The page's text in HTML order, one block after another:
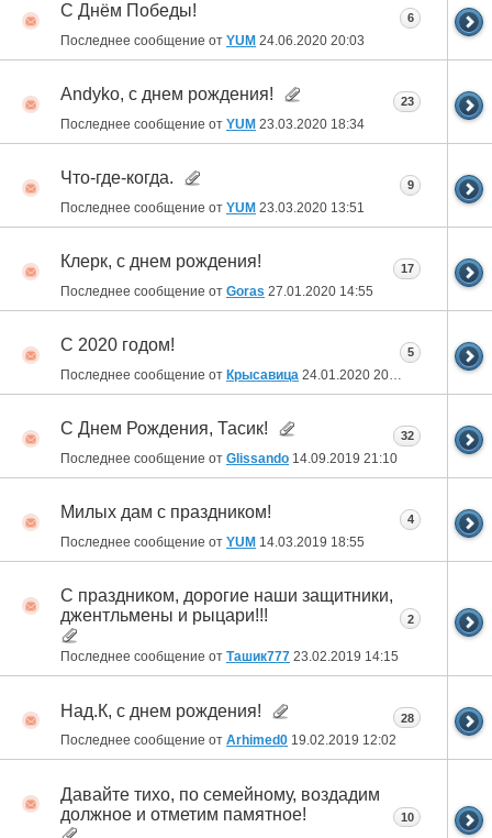
С Днём Победы!
Последнее сообщение от YUM 24.06.2020 20:03
6
Andyko, с днем рождения!
Последнее сообщение от YUM 23.03.2020 18:34
23
Что-где-когда.
Последнее сообщение от YUM 23.03.2020 13:51
9
Клерк, с днем рождения!
Последнее сообщение от Goras 27.01.2020 14:55
17
С 2020 годом!
Последнее сообщение от Крысавица 24.01.2020 20:48
5
С Днем Рождения, Тасик!
Последнее сообщение от Glissando 14.09.2019 21:10
32
Милых дам с праздником!
Последнее сообщение от YUM 14.03.2019 18:55
4
С праздником, дорогие наши защитники,
джентльмены и рыцари!!!
Последнее сообщение от Ташик777 23.02.2019 14:15
2
Над.К, с днем рождения!
Последнее сообщение от Arhimed0 19.02.2019 12:02
28
Давайте тихо, по семейному, воздадим
должное и отметим памятное!
10